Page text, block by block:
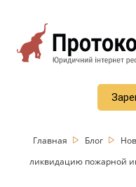
Главная Блог
ликвидацию пожарной